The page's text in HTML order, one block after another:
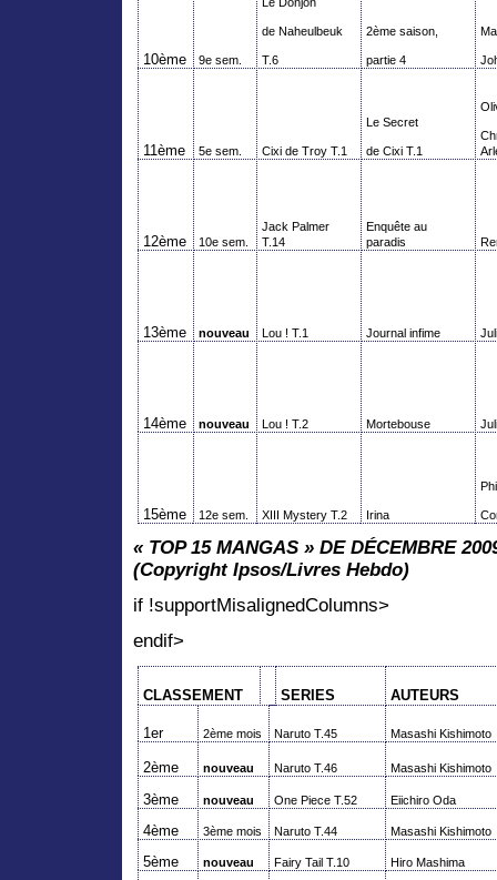
10ème 9e sem.
deNaheulbeuk
T.6
2ème saison,
partie 4
11ème 5e sem. Cixi de Troy T.1
Le Secret
de Cixi T.1
12ème 10e sem.
Jack Palmer
T.14
Enquête au
paradis
13ème nouveau Lou ! T.1 Journal infime
14ème nouveau Lou ! T.2 Mortebouse
15ème 12e sem. XIIIMystery T.2 Irina
« TOP 15 MANGAS » DE DÉCEMBRE
(Copyright Ipsos/Livres Hebdo)
if !supportMisalignedColumns>
endif>
CLASSEMENT SERIES AUTEURS
1er 2ème mois Naruto T.45 Masashi Kishimoto
2ème nouveau Naruto T.46 Masashi Kishimoto
3ème nouveau OnePiece T.52 Eiichiro Oda
4ème 3ème mois Naruto T.44 Masashi Kishimoto
5ème nouveau Fairy Tail T.10 Hiro Mashima